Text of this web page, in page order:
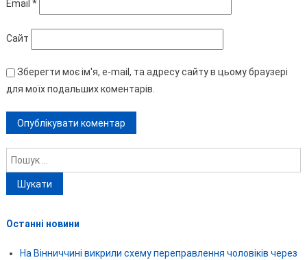
Email *
Сайт
Зберегти моє ім'я, e-mail, та адресу сайту в цьому браузері
для моїх подальших коментарів.
Пошук:
Останні новини
На Вінниччині викрили схему переправлення чоловіків через